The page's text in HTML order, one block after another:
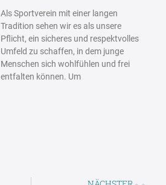
Als Sportverein mit einer langen
Tradition sehen wir es als unsere
Pflicht, ein sicheres und respektvolles
Umfeld zu schaffen, in dem junge
Menschen sich wohlfühlen und frei
entfalten können. Um